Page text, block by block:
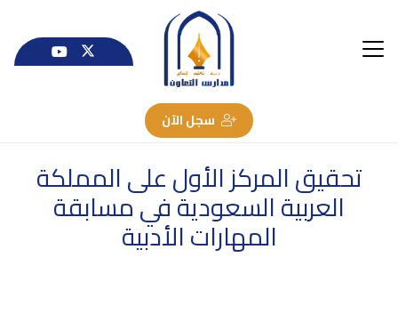
سجل الآن
تحقيق المركز الأول على المملكة
العربية السعودية في مسابقة
المهارات الأدبية